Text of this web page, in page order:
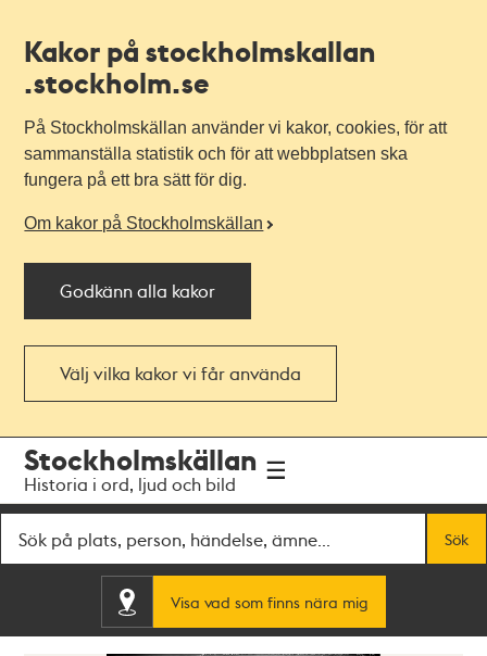
Kakor på stockholmskallan
.stockholm.se
På Stockholmskällan använder vi kakor, cookies, för att
sammanställa statistik och för att webbplatsen ska
fungera på ett bra sätt för dig.
Om kakor på Stockholmskällan
Godkänn alla kakor
Välj vilka kakor vi får använda
navigationen
huvudinnehållet
Stockholmskällan
Historia i ord, ljud och bild
Sök
Visa vad som finns nära mig